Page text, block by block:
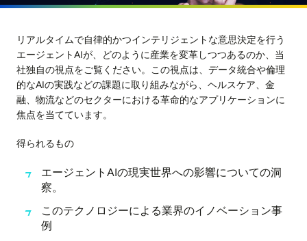
リアルタイムで自律的かつインテリジェントな意思決定を行う
エージェントAIが、どのように産業を変革しつつあるのか、当
社独自の視点をご覧ください。この視点は、データ統合や倫理
的なAIの実践などの課題に取り組みながら、ヘルスケア、金
融、物流などのセクターにおける革命的なアプリケーションに
焦点を当てています。
得られるもの
エージェントAIの現実世界への影響についての洞
察。
このテクノロジーによる業界のイノベーション事
例